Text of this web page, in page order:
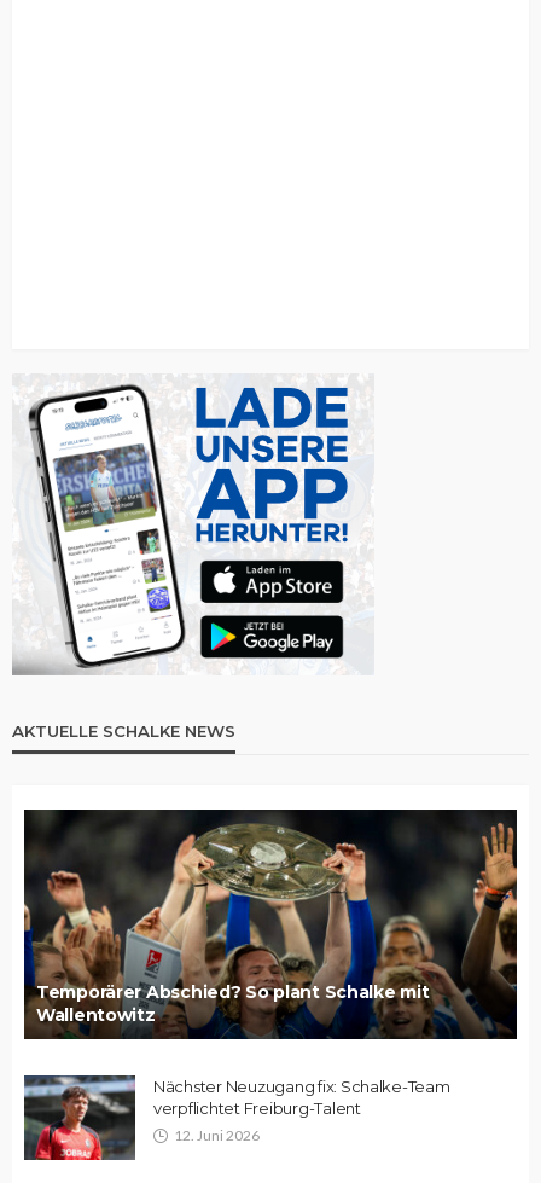
AKTUELLE SCHALKE NEWS
Temporärer Abschied? So plant Schalke mit
Wallentowitz
Nächster Neuzugang fix: Schalke-Team
verpflichtet Freiburg-Talent
12. Juni 2026